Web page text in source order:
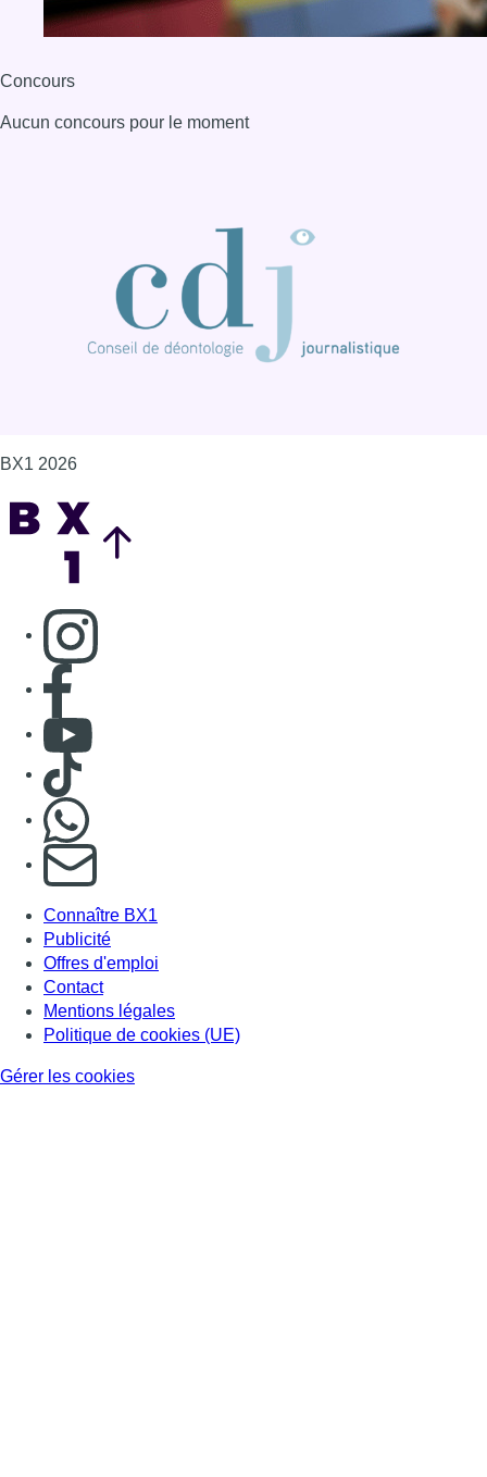
Concours
Aucun concours pour le moment
BX1 2026
Consulter page Instagram
Consulter page Facebook
Consulter Youtube
Consulter TikTok
S'abonner à notre newsletter
Connaître BX1
Publicité
Offres d'emploi
Contact
Mentions légales
Politique de cookies (UE)
Gérer les cookies